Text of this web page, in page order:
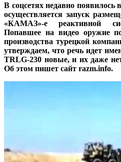
В соцсетях недавно появилось
осуществляется запуск
«КАМАЗ»-е реактивной
Попавшее на видео оружие
производства турецкой
утверждаем, что речь идет
TRLG-230 новые, и их даже
Об этом пишет сайт razm.info.